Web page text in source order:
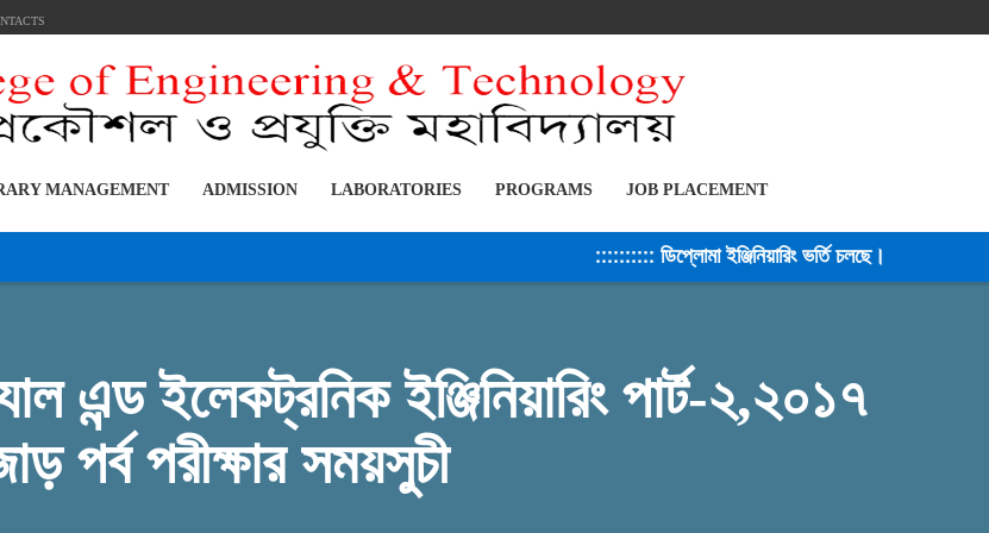
MANAGEMENT ADMISSION LABORATORIES PROGRAMS JOB PLACEMENT
:::::::::: ডিপ্লোমা ইঞ্জিনিয়ারিং ভর্তি চলছে। সেশন
এন্ড ইলেকট্রনিক ইঞ্জিনিয়ারিং পার্ট-২,২০১৭
পর্ব পরীক্ষার সময়সুচী